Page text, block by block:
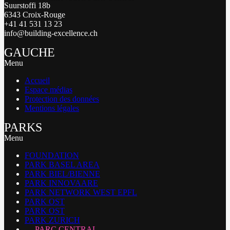
Suurstoffi 18b
6343 Croix-Rouge
+41 41 531 13 23
info@building-excellence.ch
GAUCHE
Menu
Accueil
Espace médias
Protection des données
Mentions légales
PARKS
Menu
FOUNDATION
PARK BASEL AREA
PARK BIEL/BIENNE
PARK INNOVAARE
PARK NETWORK WEST EPFL
PARK OST
PARK OST
PARK ZURICH